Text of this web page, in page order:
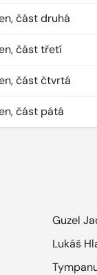
část druhá
část třetí
část čtvrtá
část pátá
Guzel
Lukáš